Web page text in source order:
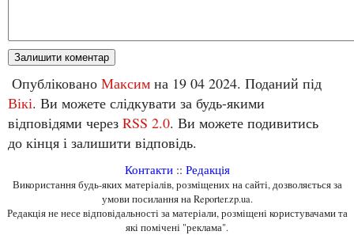
Опубліковано Максим на 19 04 2024. Поданий під
Вікі. Ви можете слідкувати за будь-якими
відповідями через RSS 2.0. Ви можете подивитись
до кінця і залишити відповідь.
Контакти:: Редакція
Використання будь-яких матеріалів, розміщених на сайті, дозволяється за
умови посилання на Reporter.zp.ua.
Редакція не несе відповідальності за матеріали, розміщені користувачами та
які помічені "реклама".